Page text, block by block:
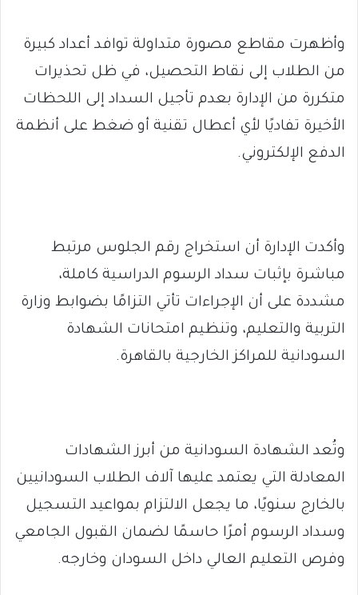
وأظهرت مقاطع مصورة متداولة توافد أعداد كبيرة
من الطلاب إلى نقاط التحصيل، في ظل تحذيرات
متكررة من الإدارة بعدم تأجيل السداد إلى اللحظات
الأخيرة تفاديًا لأي أعطال تقنية أو ضغط على أنظمة
الدفع الإلكتروني.
وأكدت الإدارة أن استخراج رقم الجلوس مرتبط
مباشرة بإثبات سداد الرسوم الدراسية كاملة،
مشددة على أن الإجراءات تأتي التزامًا بضوابط وزارة
التربية والتعليم، وتنظيم امتحانات الشهادة
السودانية للمراكز الخارجية بالقاهرة.
وتُعد الشهادة السودانية من أبرز الشهادات
المعادلة التي يعتمد عليها آلاف الطلاب السودانيين
بالخارج سنويًا، ما يجعل الالتزام بمواعيد التسجيل
وسداد الرسوم أمرًا حاسمًا لضمان القبول الجامعي
وفرص التعليم العالي داخل السودان وخارجه.